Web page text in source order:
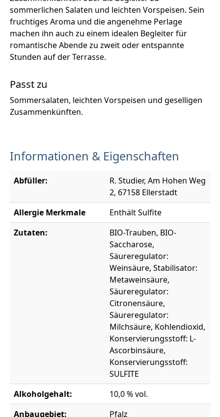
sommerlichen Salaten und leichten Vorspeisen. Sein
fruchtiges Aroma und die angenehme Perlage
machen ihn auch zu einem idealen Begleiter für
romantische Abende zu zweit oder entspannte
Stunden auf der Terrasse.
Passt zu
Sommersalaten, leichten Vorspeisen und geselligen
Zusammenkünften.
Informationen & Eigenschaften
Abfüller:
R. Studier, Am Hohen Weg
2, 67158 Ellerstadt
Allergie Merkmale
Enthält Sulfite
Zutaten:
BIO-Trauben, BIO-
Saccharose,
Säureregulator:
Weinsäure, Stabilisator:
Metaweinsäure,
Säureregulator:
Citronensäure,
Säureregulator:
Milchsäure, Kohlendioxid,
Konservierungsstoff: L-
Ascorbinsäure,
Konservierungsstoff:
SULFITE
Alkoholgehalt:
10,0 % vol.
Anbaugebiet:
Pfalz